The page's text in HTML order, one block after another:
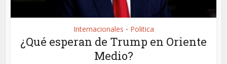
Internacionales • Politica
¿Qué esperan de Trump en Oriente
Medio?